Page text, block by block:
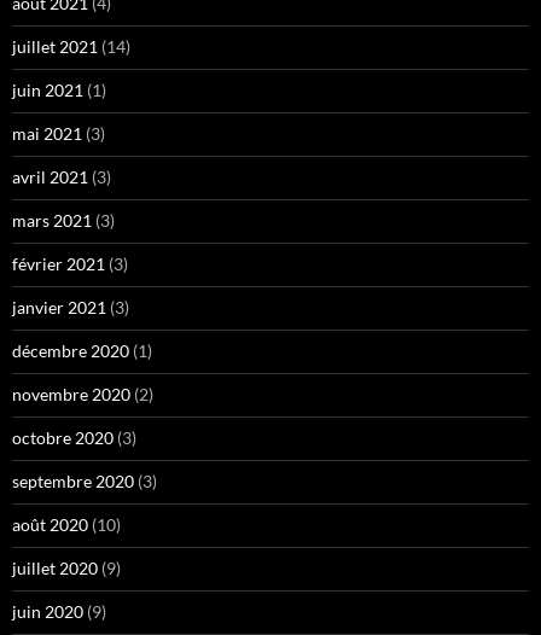
juillet 2021 (14)
juin 2021 (1)
mai 2021 (3)
avril 2021 (3)
mars 2021 (3)
février 2021 (3)
janvier 2021 (3)
décembre 2020 (1)
novembre 2020 (2)
octobre 2020 (3)
septembre 2020 (3)
août 2020 (10)
juillet 2020 (9)
juin 2020 (9)